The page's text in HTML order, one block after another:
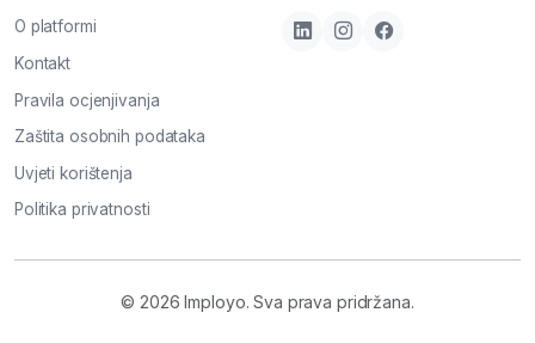
O platformi
Kontakt
Pravila ocjenjivanja
Zaštita osobnih podataka
Uvjeti korištenja
Politika privatnosti
© 2026 Imployo. Sva prava pridržana.